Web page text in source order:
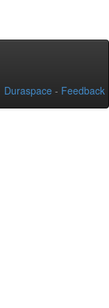
Duraspace - Feedback